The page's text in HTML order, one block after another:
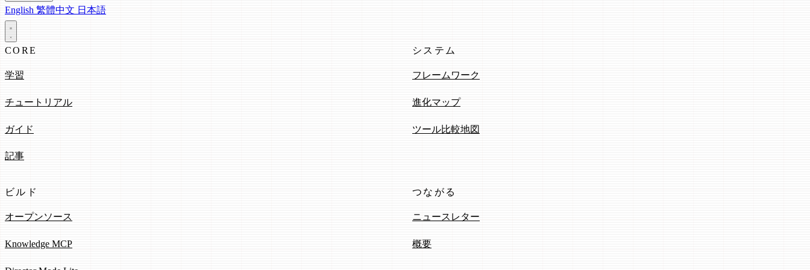
English 繁體中文 日本語
CORE
学習
チュートリアル
ガイド
記事
システム
フレームワーク
進化マップ
ツール比較地図
ビルド
オープンソース
Knowledge MCP
つながる
ニュースレター
概要